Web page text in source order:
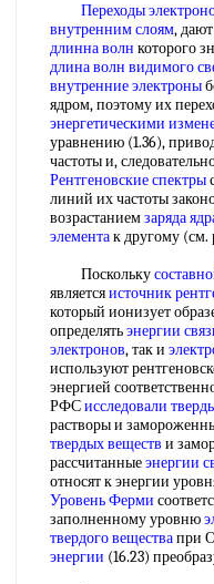
Переходы
внутренним слоям,
длинна волн которого
длина волн видимого
внутренние электроны
ядром, поэтому их
энергетическими
уравнению (1.36),
частоты и,
Рентгеновские спектры
линий их частоты
возрастаниемзаряда
элементак другому (см.
Поскольку
являетсяисточник
который ионизует
определятьэнергии
электронов, так и
используют
энергией
РФСисследовали
растворы и
твердых веществ и
рассчитанныеэнергии
относят к энергии
Уровень Ферми
заполненному уровню
твердого веществапри
энергии (16.23)